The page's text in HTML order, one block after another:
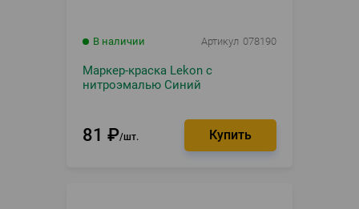
В наличии Артикул 078190
Маркер-краска Lekon с
нитроэмалью Синий
81 ₽ шт.